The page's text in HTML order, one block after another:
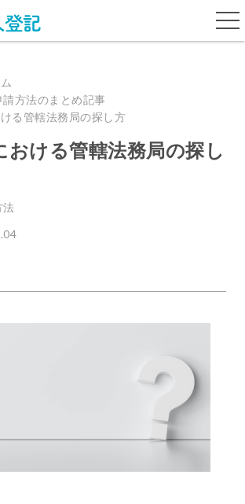
方法のまとめ記事
る管轄法務局の探し方
おける管轄法務局の探し
法